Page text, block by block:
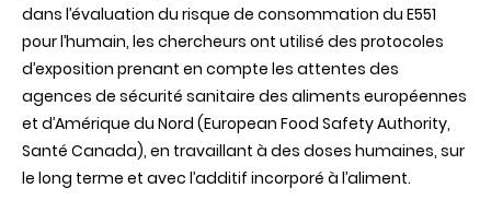
dans l’évaluation du risque de consommation du E551
pour l’humain, les chercheurs ont utilisé des protocoles
d’exposition prenant en compte les attentes des
agences de sécurité sanitaire des aliments européennes
et d’Amérique du Nord (European Food Safety Authority,
Santé Canada), en travaillant à des doses humaines, sur
le long terme et avec l’additif incorporé à l’aliment.